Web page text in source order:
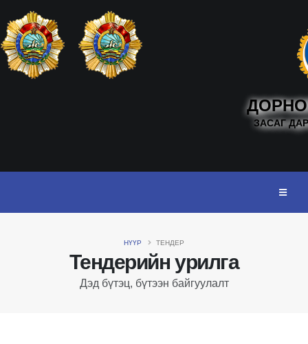
ЗАСАГ
Тендерийн урилга
Дэд бүтэц, бүтээн байгуулалт
НҮҮР ТЕНДЕР